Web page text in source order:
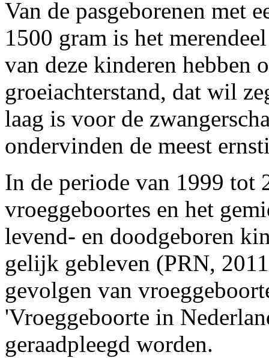
Van de pasgeborenen met
1500 gram is het
van deze kinderen hebben
groeiachterstand, dat wil
laag is voor de
ondervinden de meest
In de periode van 1999 tot
vroeggeboortes en het
levend- en doodgeboren
gelijk gebleven (PRN,
gevolgen van
'Vroeggeboorte in
geraadpleegd worden.